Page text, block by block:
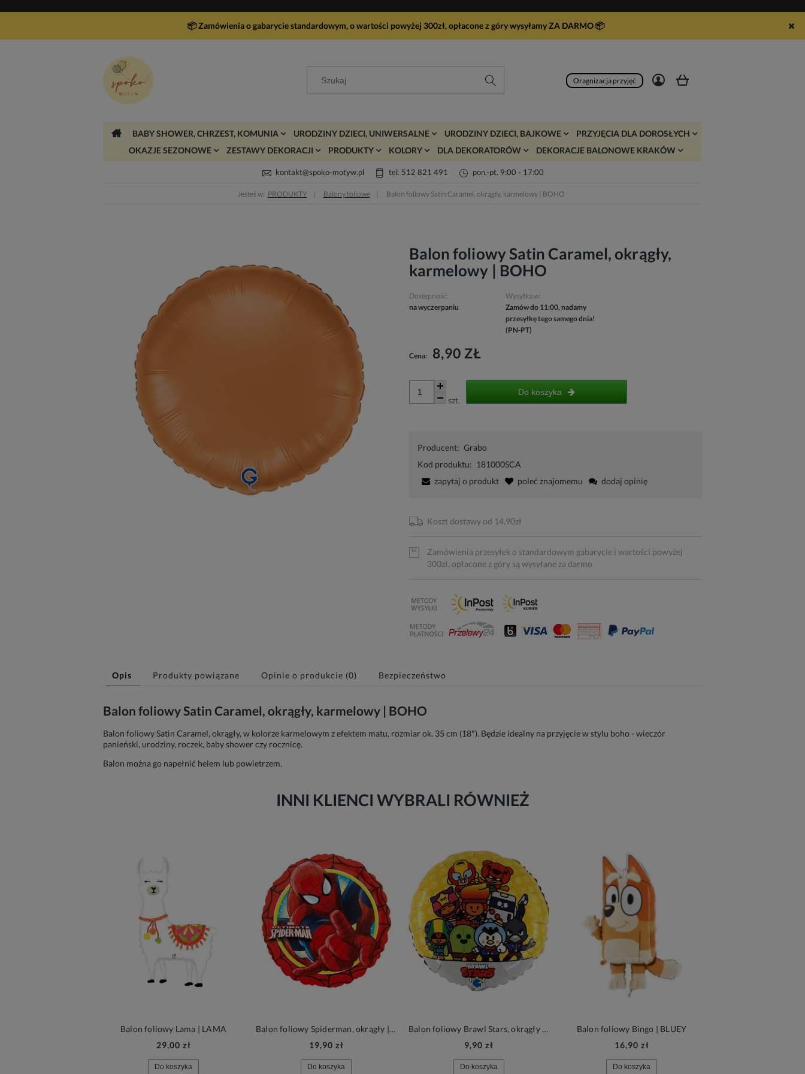
📦 Zamówienia o gabarycie standardowym, o wartości powyżej 300zł, opłacone z góry wysyłamy ZA DARMO📦
Oragnizacja przyjęć
BABY SHOWER, CHRZEST, KOMUNIA URODZINY DZIECI, UNIWERSALNE URODZINY DZIECI, BAJKOWE
PRZYJĘCIA DLA DOROSŁYCH
OKAZJE SEZONOWE
ZESTAWY DEKORACJI PRODUKTY KOLORY DLA DEKORATORÓW DEKORACJE BALONOWE KRAKÓW
kontakt@spoko-motyw.pl tel. 512 821 491 pon.-pt. 9:00 - 17:00
Jesteś w: PRODUKTY Balony foliowe Balon foliowy Satin Caramel, okrągły, karmelowy | BOHO
Balon foliowy Satin Caramel, okrągły,
karmelowy | BOHO
Dostępność:
na wyczerpaniu
Wysyłka w:
Zamów do 11:00, nadamy
przesyłkę tego samego dnia!
(PN-PT)
Cena: 8,90 ZŁ
szt.
Do koszyka
Producent: Grabo
Kod produktu: 181000SCA
zapytaj o produkt
poleć znajomemu dodaj opinię
Koszt dostawy od 14,90zł
Zamówienia przesyłek o standardowym gabarycie i wartości powyżej
300zł, opłacone z góry są wysyłane za darmo
Opis Produkty powiązane Opinie o produkcie (0) Bezpieczeństwo
Balon foliowy Satin Caramel, okrągły, karmelowy | BOHO
Balon foliowy Satin Caramel, okrągły, w kolorze karmelowym z efektem matu, rozmiar ok. 35 cm (18"). Będzie idealny na przyjęcie w stylu boho - wieczór
panieński, urodziny, roczek, baby shower czy rocznicę.
Balon można go napełnić helem lub powietrzem.
INNI KLIENCI WYBRALI RÓWNIEŻ
Balon foliowy Lama | LAMA
29,00 zł
Do koszyka
Balon foliowy Spiderman, okrągły | PAJĄK
19,90 zł
Do koszyka
Balon foliowy Brawl Stars, okrągły | BRAWL STARS
9,90 zł
Do koszyka
Balon foliowy Bingo | BLUEY
16,90 zł
Do koszyka